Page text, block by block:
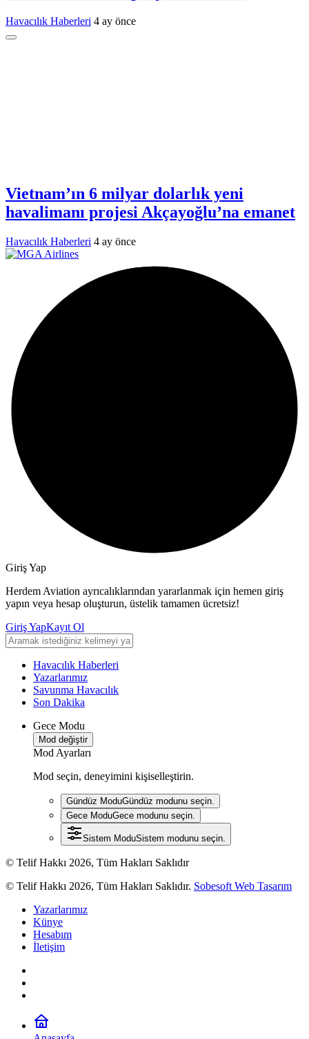
Havacılık Haberleri 4 ay önce
Vietnam’ın 6 milyar dolarlık yeni
havalimanı projesi Akçayoğlu’na emanet
Havacılık Haberleri 4 ay önce
Giriş Yap
Herdem Aviation ayrıcalıklarından yararlanmak için hemen giriş
yapın veya hesap oluşturun, üstelik tamamen ücretsiz!
Giriş YapKayıt Ol
Havacılık Haberleri
Yazarlarımız
Savunma Havacılık
Son Dakika
Gece Modu
Mod değiştir
Mod Ayarları
Mod seçin, deneyimini kişiselleştirin.
Gündüz ModuGündüz modunu seçin.
Gece ModuGece modunu seçin.
Sistem ModuSistem modunu seçin.
© Telif Hakkı 2026, Tüm Hakları Saklıdır
© Telif Hakkı 2026, Tüm Hakları Saklıdır. Sobesoft Web Tasarım
Yazarlarımız
Künye
Hesabım
İletişim